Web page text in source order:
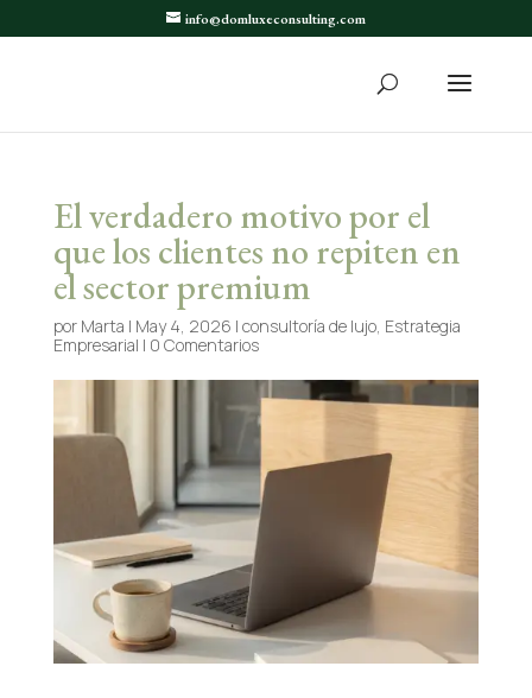
info@domluxeconsulting.com
El verdadero motivo por el
que los clientes no repiten en
el sector premium
por Marta | May 4, 2026 | consultoría de lujo, Estrategia
Empresarial | 0 Comentarios